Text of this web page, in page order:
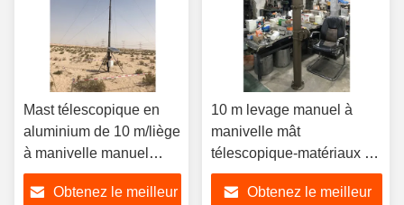
Mast télescopique en
aluminium de 10 m/liège
à manivelle manuel
mast télescopique/mast
télescopique à poussée
Obtenez le meilleur
10 m levage manuel à
manivelle mât
télescopique-matériaux en
aluminium-mât
télescopique-mât antenne
Obtenez le meilleur